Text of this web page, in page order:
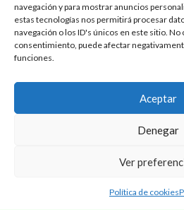
navegación y para mostrar anuncios
estas tecnologías nos permitirá procesar
navegación o los ID's únicos en este sitio.
consentimiento, puede afectar
funciones.
Aceptar
Denegar
Ver
Política de cookies
Ariana Grande